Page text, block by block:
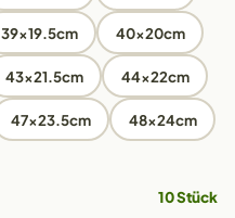
39x19.5cm 40x20cm
43x21.5cm 44x22cm
47x23.5cm 48x24cm
10 Stück